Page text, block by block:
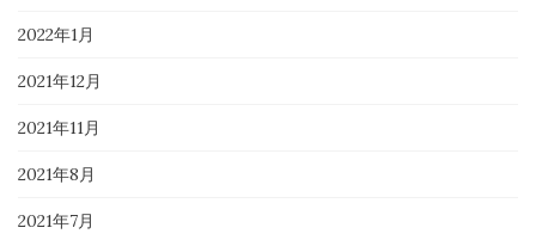
2022年1月
2021年12月
2021年11月
2021年8月
2021年7月